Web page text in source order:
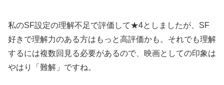
私のSF設定の理解不足で評価して★4としましたが、SF
好きで理解力のある方はもっと高評価かも。それでも理解
するには複数回見る必要があるので、映画としての印象は
やはり「難解」ですね。